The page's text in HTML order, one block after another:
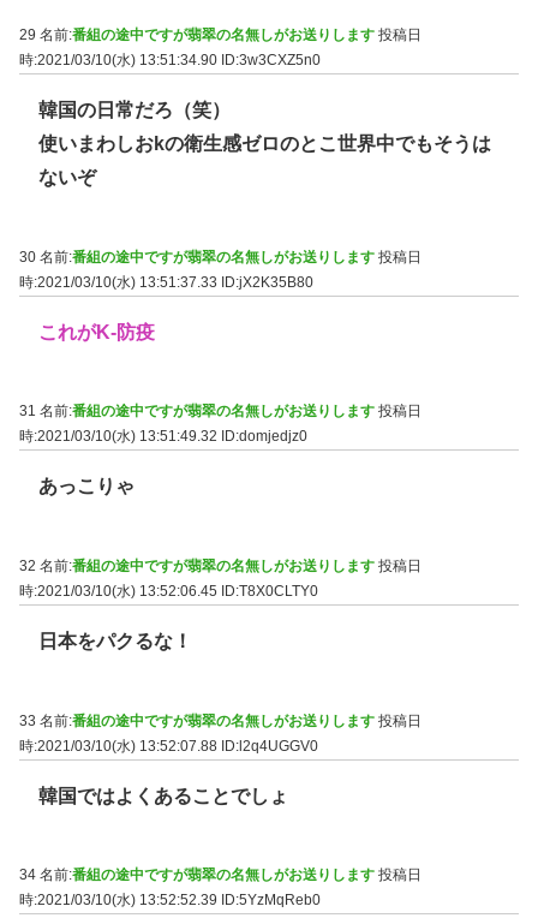
29 名前:番組の途中ですが翡翠の名無しがお送りします 投稿日
時:2021/03/10(水) 13:51:34.90 ID:3w3CXZ5n0
韓国の日常だろ（笑）
使いまわしおkの衛生感ゼロのとこ世界中でもそうは
ないぞ
30 名前:番組の途中ですが翡翠の名無しがお送りします 投稿日
時:2021/03/10(水) 13:51:37.33 ID:jX2K35B80
これがK-防疫
31 名前:番組の途中ですが翡翠の名無しがお送りします 投稿日
時:2021/03/10(水) 13:51:49.32
ID:domjedjz0
あっこりゃ
32 名前:番組の途中ですが翡翠の名無しがお送りします 投稿日
時:2021/03/10(水) 13:52:06.45
ID:T8X0CLTY0
日本をパクるな！
33 名前:番組の途中ですが翡翠の名無しがお送りします 投稿日
時:2021/03/10(水) 13:52:07.88 ID:l2q4UGGV0
韓国ではよくあることでしょ
34 名前:番組の途中ですが翡翠の名無しがお送りします 投稿日
時:2021/03/10(水) 13:52:52.39
ID:5YzMqReb0